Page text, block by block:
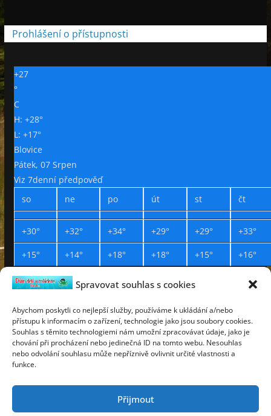
Spravovat souhlas s cookies
Abychom poskytli co nejlepší služby, používáme k ukládání a/nebo
přístupu k informacím o zařízení, technologie jako jsou soubory cookies.
Souhlas s těmito technologiemi nám umožní zpracovávat údaje, jako je
chování při procházení nebo jedinečná ID na tomto webu. Nesouhlas
nebo odvolání souhlasu může nepříznivě ovlivnit určité vlastnosti a
funkce.
Přijmout
Prohlášení o přístupnosti
+27
°
C
H: +28°
L: +17°
Blovice
Pátek, 07 Srpen
Viz 7denní předpověď
so
ne po út st čt
+30° +32° +34° +29° +29° +33°
+15° +14° +18° +18° +15° +16°
Prohlášení o přístupnosti
pátek
7
srpen
2026